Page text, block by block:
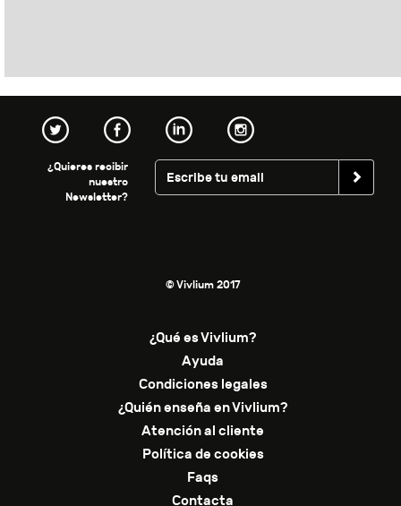
¿Quieres recibir
nuestro
Newsletter?
© Vivlium 2017
¿Qué es Vivlium?
Ayuda
Condiciones legales
¿Quién enseña en Vivlium?
Atención al cliente
Política de cookies
Faqs
Contacta